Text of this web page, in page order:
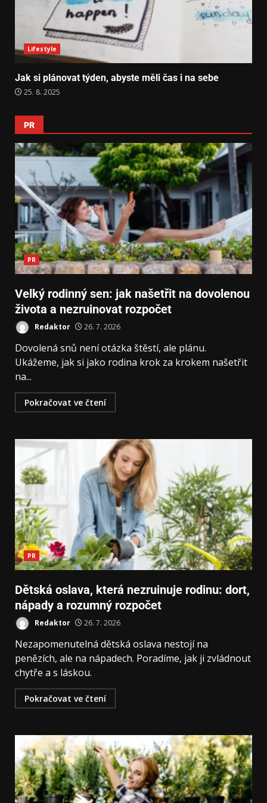
Lifestyle
Jak si plánovat týden, abyste měli čas i na sebe
25. 8. 2025
PR
PR
Velký rodinný sen: jak našetřit na dovolenou
života a nezruinovat rozpočet
Redaktor 26. 7. 2026
Dovolená snů není otázka štěstí, ale plánu.
Ukážeme, jak si jako rodina krok za krokem našetřit
na...
Pokračovat ve čtení
PR
Dětská oslava, která nezruinuje rodinu: dort,
nápady a rozumný rozpočet
Redaktor 26. 7. 2026
Nezapomenutelná dětská oslava nestojí na
penězích, ale na nápadech. Poradíme, jak ji zvládnout
chytře a s láskou.
Pokračovat ve čtení